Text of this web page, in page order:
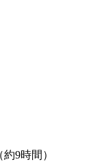
9時間）